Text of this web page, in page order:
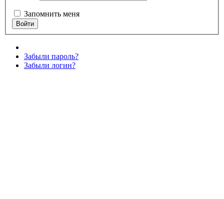
Запомнить меня
Забыли пароль?
Забыли логин?